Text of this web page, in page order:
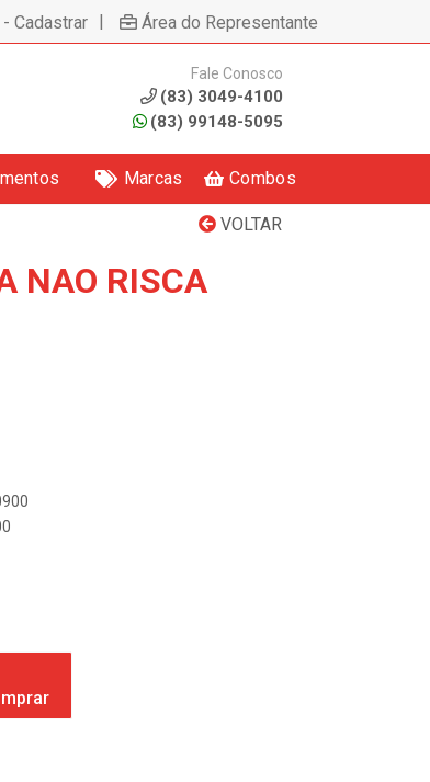
Cadastrar | Área do Representante
Fale Conosco
(83) 3049-4100
(83) 99148-5095
Marcas Combos
VOLTAR
NAO RISCA